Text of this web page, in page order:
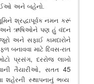
दशक पूरा किया, कुल जीएमवी
मंत्री ने राष्ट्रीय शिल्प